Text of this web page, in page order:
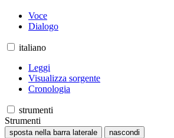
Voce
Dialogo
italiano
Leggi
Visualizza sorgente
Cronologia
strumenti
Strumenti
sposta nella barra laterale nascondi